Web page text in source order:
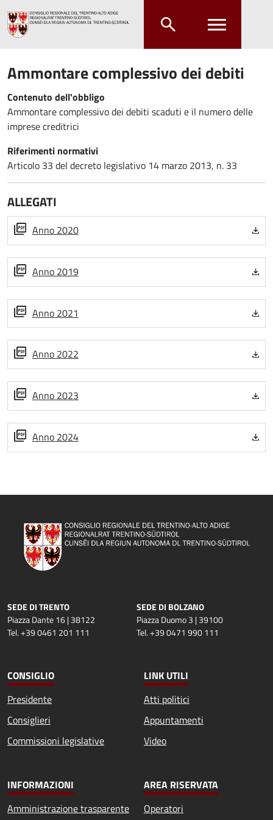
Ammontare complessivo dei debiti
Contenuto dell'obbligo
Ammontare complessivo dei debiti scaduti e il numero delle
imprese creditrici
Riferimenti normativi
Articolo 33 del decreto legislativo 14 marzo 2013, n. 33
ALLEGATI
Anno 2020
Anno 2019
Anno 2021
Anno 2022
Anno 2023
Anno 2024
SEDE DI TRENTO
Piazza Dante 16 | 38122
Tel. +39 0461 201 111
SEDE DI BOLZANO
Piazza Duomo 3 | 39100
Tel. +39 0471 990 111
CONSIGLIO
Presidente
Consiglieri
Commissioni legislative
LINK UTILI
Atti politici
Appuntamenti
Video
INFORMAZIONI
Amministrazione trasparente
AREA RISERVATA
Operatori